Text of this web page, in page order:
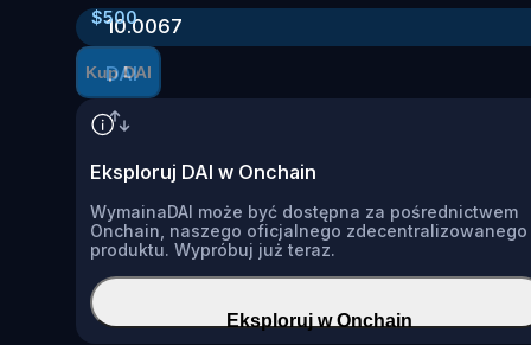
10.0067
DAI
$500
Kup DAI
Eksploruj DAI w Onchain
WymainaDAI może być dostępna za pośrednictwem
Onchain, naszego oficjalnego zdecentralizowanego
produktu. Wypróbuj już teraz.
Eksploruj w Onchain